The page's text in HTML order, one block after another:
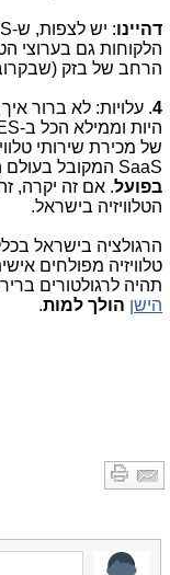
דהיינו
הרחב של בזק
4
SaaS המקובל בעולם הענן. דהיינו:
בפועל. אם זה יקרה,
הטלוויזיה בישראל.
הרגולציה בישראל
טלוויזיה מפולחים
תהיה לרגולטורים
הישן הולך למות.